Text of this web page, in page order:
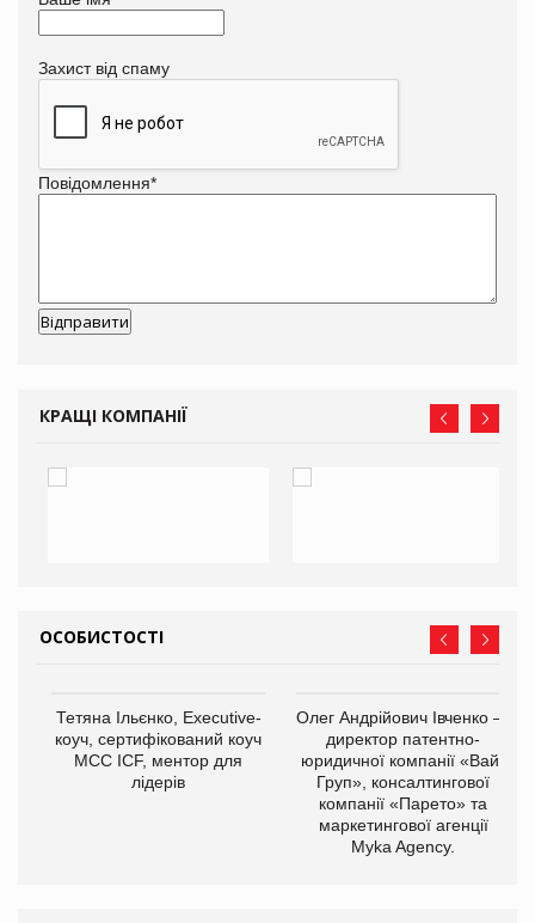
Захист від спаму
Повідомлення*
КРАЩІ КОМПАНІЇ
ОСОБИСТОСТІ
Тетяна Ільєнко, Executive-
коуч, сертифікований коуч
МСС ICF, ментор для
лідерів
Олег Андрійович Івченко —
директор патентно-
юридичної компанії «Вайз
Груп», консалтингової
компанії «Парето» та
маркетингової агенції
Myka Agency.